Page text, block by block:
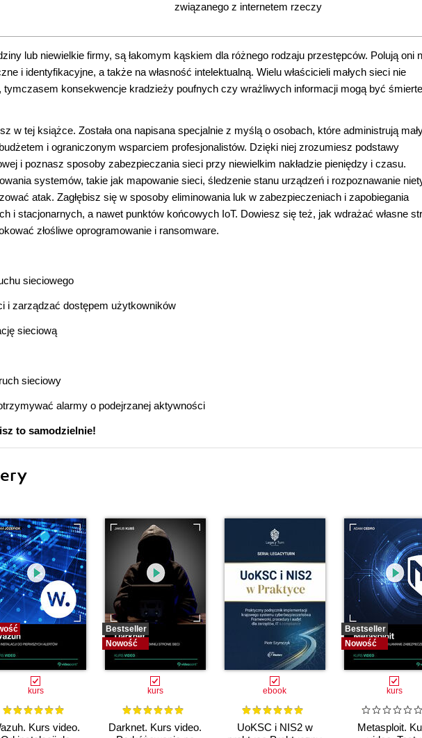
związanego z internetem rzeczy
lub niewielkie firmy, są łakomym kąskiem dla różnego rodzaju przestępców. Polują oni
i identyfikacyjne, a także na własność intelektualną. Wielu właścicieli małych sieci nie
konsekwencje kradzieży poufnych czy wrażliwych informacji mogą być
w tej książce. Została ona napisana specjalnie z myślą o osobach, które administrują
i ograniczonym wsparciem profesjonalistów. Dzięki niej zrozumiesz podstawy
i poznasz sposoby zabezpieczania sieci przy niewielkim nakładzie pieniędzy i czasu.
systemów, takie jak mapowanie sieci, śledzenie stanu urządzeń i rozpoznawanie
atak. Zagłębisz się w sposoby eliminowania luk w zabezpieczeniach i zapobiegania
i stacjonarnych, a nawet punktów końcowych IoT. Dowiesz się też, jak wdrażać własne
złośliwe oprogramowanie i ransomware.
sieciowego
i zarządzać dostępem użytkowników
sieciową
sieciowy
alarmy o podejrzanej aktywności
to samodzielnie!
kurs
Kurs video.
Bestseller
Nowość
kurs
Darknet. Kurs video.
ebook
UoKSC i NIS2 w
Bestseller
Nowość
kurs
Metasploit.